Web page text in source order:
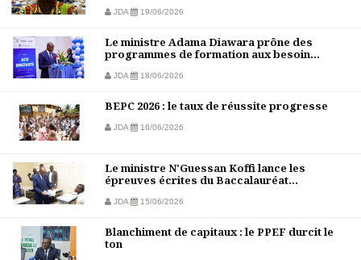
JDA 19/06/2026
Le ministre Adama Diawara prône des
programmes de formation aux besoin...
JDA 18/06/2026
BEPC 2026 : le taux de réussite progresse
JDA 16/06/2026
Le ministre N'Guessan Koffi lance les
épreuves écrites du Baccalauréat...
JDA 15/06/2026
Blanchiment de capitaux : le PPEF durcit le
ton